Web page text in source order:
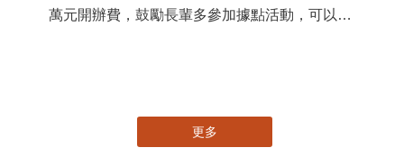
萬元開辦費，鼓勵長輩多參加據點活動，可以更
更多